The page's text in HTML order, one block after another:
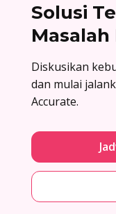
Solusi
Masalah
Diskusikan
dan mulai
Accurate.